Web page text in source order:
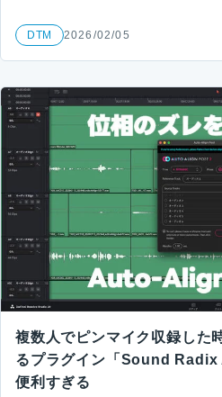
DTM 2026/02/05
複数人でピンマイク収録した
るプラグイン「Sound
便利すぎる